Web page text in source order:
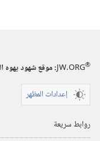
JW.ORG®
:‏ موقع شهود يهوه
إعدادات المظهر
روابط سريعة